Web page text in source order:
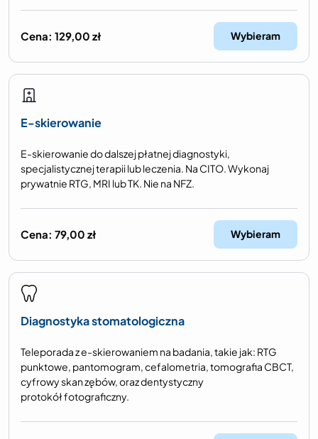
Cena:129,00zł Wybieram
E-skierowanie
E-skierowanie do dalszej płatnej diagnostyki,
specjalistycznej terapii lub leczenia. Na CITO. Wykonaj
prywatnie RTG, MRI lub TK. Nie na NFZ.
Cena:79,00zł Wybieram
Diagnostyka stomatologiczna
Teleporada z e-skierowaniem na badania, takie jak: RTG
punktowe, pantomogram, cefalometria, tomografia CBCT,
cyfrowy skan zębów, oraz dentystyczny
protokół fotograficzny.